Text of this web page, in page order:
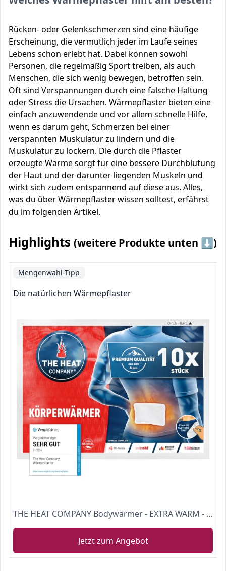
Rücken- oder Gelenkschmerzen sind eine häufige
Erscheinung, die vermutlich jeder im Laufe seines
Lebens schon erlebt hat. Dabei können sowohl
Personen, die regelmäßig Sport treiben, als auch
Menschen, die sich wenig bewegen, betroffen sein.
Oft sind Verspannungen durch eine falsche Haltung
oder Stress die Ursachen. Wärmepflaster bieten eine
einfach anzuwendende und vor allem schnelle Hilfe,
wenn es darum geht, Schmerzen bei einer
verspannten Muskulatur zu lindern und die
Muskulatur zu lockern. Die durch die Pflaster
erzeugte Wärme sorgt für eine bessere Durchblutung
der Haut und der darunter liegenden Muskeln und
wirkt sich zudem entspannend auf diese aus. Alles,
was du über Wärmepflaster wissen solltest, erfährst
du im folgenden Artikel.
Highlights (weitere Produkte unten ⬇️)
Mengenwahl-Tipp
Die natürlichen Wärmepflaster
THE HEAT COMPANY Bodywärmer - EXTRA WARM - klebend - Körperwärmer - Rückenwärmer - 12 Stunden wohlige Wärme - sofort einsatzbereit - luftaktiviert - rein natürlich - 10 Stück
Jetzt zum Angebot